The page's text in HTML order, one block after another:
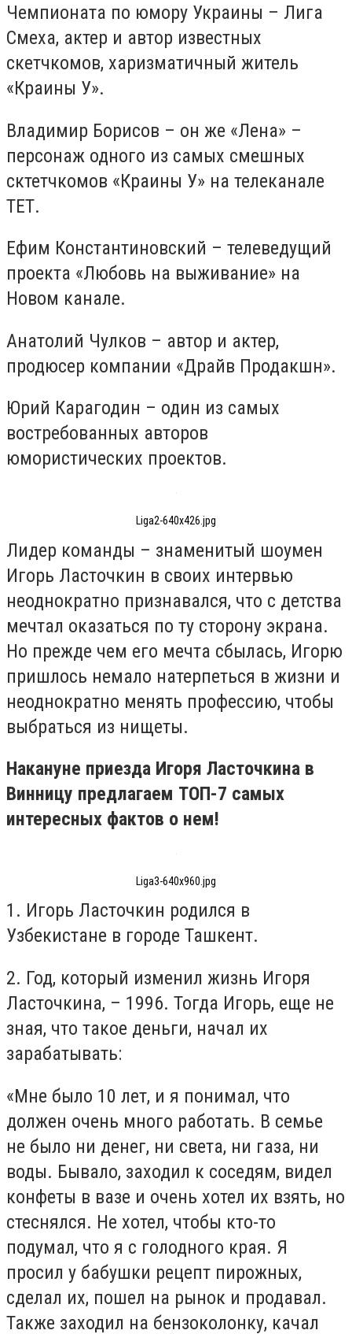
Чемпионата по юмору Украины – Лига
Смеха, актер и автор известных
скетчкомов, харизматичный житель
«Краины У».
Владимир Борисов – он же «Лена» –
персонаж одного из самых смешных
сктетчкомов «Краины У» на телеканале
ТЕТ.
Ефим Константиновский – телеведущий
проекта «Любовь на выживание» на
Новом канале.
Анатолий Чулков – автор и актер,
продюсер компании «Драйв Продакшн».
Юрий Карагодин – один из самых
востребованных авторов
юмористических проектов.
Liga2-640x426.jpg
Лидер команды – знаменитый шоумен
Игорь Ласточкин в своих интервью
неоднократно признавался, что с детства
мечтал оказаться по ту сторону экрана.
Но прежде чем его мечта сбылась, Игорю
пришлось немало натерпеться в жизни и
неоднократно менять профессию, чтобы
выбраться из нищеты.
Накануне приезда Игоря Ласточкина в
Винницу предлагаем ТОП-7 самых
интересных фактов о нем!
Liga3-640x960.jpg
1. Игорь Ласточкин родился в
Узбекистане в городе Ташкент.
2. Год, который изменил жизнь Игоря
Ласточкина, – 1996. Тогда Игорь, еще не
зная, что такое деньги, начал их
зарабатывать:
«Мне было 10 лет, и я понимал, что
должен очень много работать. В семье
не было ни денег, ни света, ни газа, ни
воды. Бывало, заходил к соседям, видел
конфеты в вазе и очень хотел их взять, но
стеснялся. Не хотел, чтобы кто-то
подумал, что я с голодного края. Я
просил у бабушки рецепт пирожных,
сделал их, пошел на рынок и продавал.
Также заходил на бензоколонку, качал